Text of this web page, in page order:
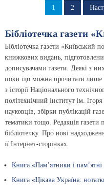
Сторінка
1 Сторінка
2
Бібліотечка газети
Бібліотечка газети «Київський
книжкових видань,
дописувачами газети. Деякі з
поки що можна прочитати лише
з історії Національного
політехнічний інститут ім.
науковців, збірки публікацій
тематики тощо. Редакція газети
бібліотечку. Про нові
її Інтернет-сторінках.
Книга «Пам’ятники і
Книга «Цікава Україна: